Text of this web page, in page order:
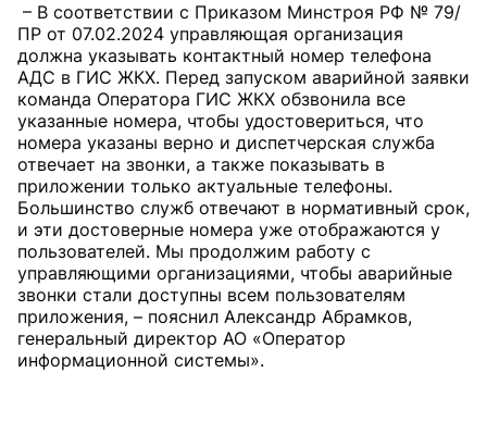
– В соответствии с Приказом Минстроя РФ № 79/
ПР от 07.02.2024 управляющая организация
должна указывать контактный номер телефона
АДС в ГИС ЖКХ. Перед запуском аварийной заявки
команда Оператора ГИС ЖКХ обзвонила все
указанные номера, чтобы удостовериться, что
номера указаны верно и диспетчерская служба
отвечает на звонки, а также показывать в
приложении только актуальные телефоны.
Большинство служб отвечают в нормативный срок,
и эти достоверные номера уже отображаются у
пользователей. Мы продолжим работу с
управляющими организациями, чтобы аварийные
звонки стали доступны всем пользователям
приложения, – пояснил Александр Абрамков,
генеральный директор АО «Оператор
информационной системы».